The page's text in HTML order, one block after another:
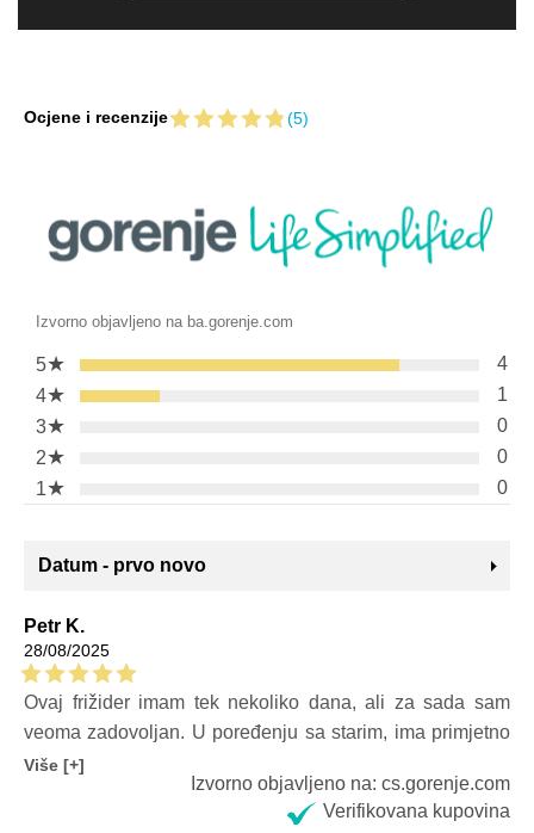
Ocjene i recenzije (5)
Izvorno objavljeno na ba.gorenje.com
5★
4
4★
1
3★
0
2★
0
1★ 0
Datum - prvo novo
Petr K.
28/08/2025
Ovaj frižider imam tek nekoliko dana, ali za sada sam
veoma zadovoljan. U poređenju sa starim, ima primjetno
manju potrošnju i iznenađujuće je tih, tako da ga jedva
primjećujem kod kuće. Za sada radi besprijekorno i čini
se dobro napravljenim. Očekujem da će NoFrost
Više [+]
Izvorno objavljeno na: cs.gorenje.com
Verifikovana kupovina